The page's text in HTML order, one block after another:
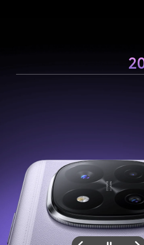
800 萬像